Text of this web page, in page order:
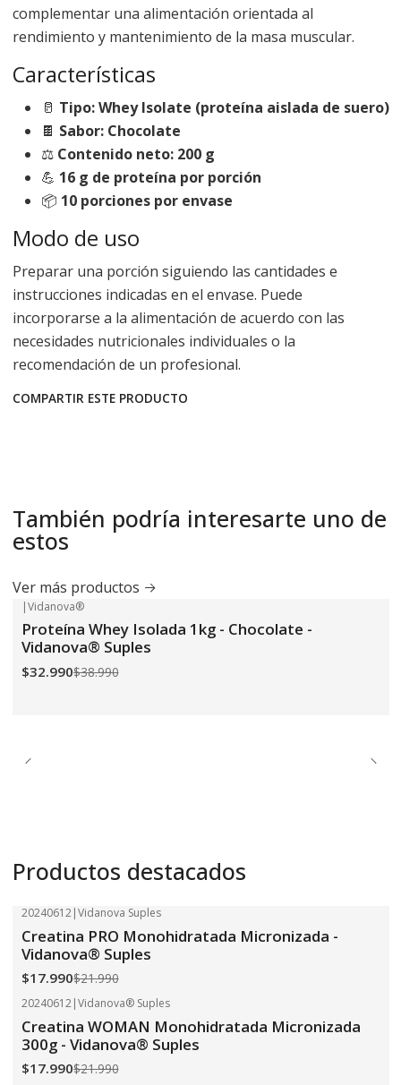
complementar una alimentación orientada al
rendimiento y mantenimiento de la masa muscular.
Características
🥛 Tipo: Whey Isolate (proteína aislada de suero)
🍫 Sabor: Chocolate
⚖️ Contenido neto: 200 g
💪 16 g de proteína por porción
📦 10 porciones por envase
Modo de uso
Preparar una porción siguiendo las cantidades e
instrucciones indicadas en el envase. Puede
incorporarse a la alimentación de acuerdo con las
necesidades nutricionales individuales o la
recomendación de un profesional.
COMPARTIR ESTE PRODUCTO
También podría interesarte uno de
estos
Ver más productos
-15%
OFF
|Vidanova®
Proteína Whey Isolada 1kg - Chocolate -
Vidanova® Suples
$32.990$38.990
Productos destacados
-18% OFF
20240612|Vidanova Suples
Creatina PRO Monohidratada Micronizada -
Vidanova® Suples
$17.990$21.990
-18% OFF
20240612|Vidanova® Suples
Creatina WOMAN Monohidratada Micronizada
300g - Vidanova® Suples
$17.990$21.990